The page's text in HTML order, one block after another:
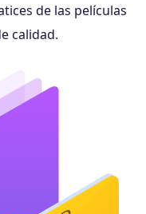
de las películas
calidad.